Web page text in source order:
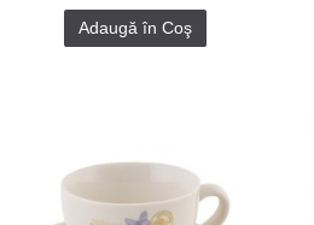
Adaugă în Coş